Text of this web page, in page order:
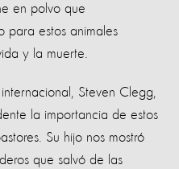
en polvo que
para estos animales
y la muerte.
Steven Clegg,
la importancia de estos
Su hijo nos mostró
que salvó de las